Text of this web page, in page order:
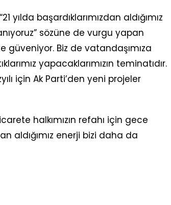
yılda başardıklarımızdan aldığımız
sözüne de vurgu yapan
güveniyor. Biz de vatandaşımıza
yapacaklarımızın teminatıdır.
için Ak Parti’den yeni projeler
halkımızın refahı için gece
aldığımız enerji bizi daha da